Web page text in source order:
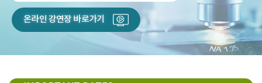
온라인 강연장 바로가기